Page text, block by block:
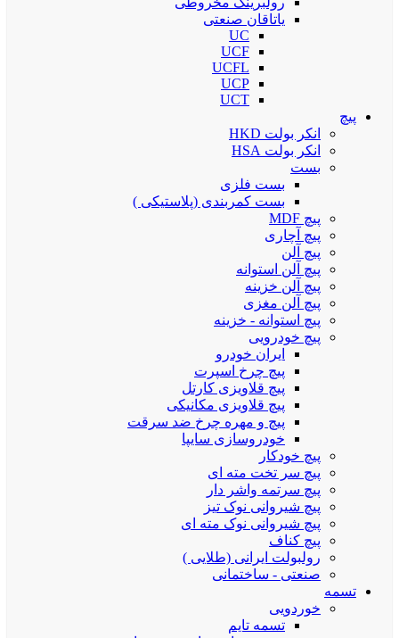
یاتاقان صنعتی
UC
UCF
UCFL
UCP
UCT
پیچ
انکر بولت HKD
انکر بولت HSA
بست
بست فلزی
بست کمربندی (پلاستیکی )
پیچ MDF
پیچ آچاری
پیچ آلن
پیچ آلن استوانه
پیچ آلن خزینه
پیچ آلن مغزی
پیچ استوانه - خزینه
پیچ خودرویی
ایران خودرو
پیچ چرخ اسپرت
پیچ قلاویزی کارتل
پیچ قلاویزی مکانیکی
پیچ و مهره چرخ ضد سرقت
خودروسازی سایپا
پیچ خودکار
پیچ سر تخت مته ای
پیچ سرتمه واشر دار
پیچ شیروانی نوک تیز
پیچ شیروانی نوک مته ای
پیچ کناف
رولبولت ایرانی (طلایی )
صنعتی - ساختمانی
تسمه
خوردویی
تسمه تایم